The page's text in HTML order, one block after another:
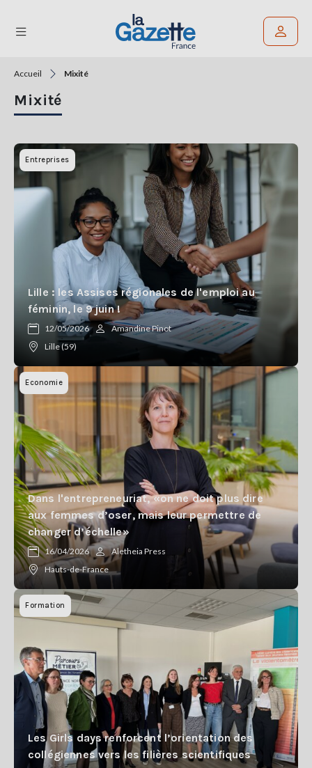
THÉMATIQUES
RÉGIONS
TENDANCES
GAZETTE
Se
connecter
S'abonner
Accueil Mixité
Mixité
Entreprises
Lille : les Assises régionales de l'emploi au
féminin, le 9 juin !
12/05/2026
Amandine Pinot
Lille (59)
Economie
Dans l'entrepreneuriat, «on ne doit plus dire
aux femmes d’oser, mais leur permettre de
changer d’échelle»
16/04/2026
Aletheia Press
Hauts-de-France
Formation
Les Girls days renforcent l’orientation des
collégiennes vers les filières scientifiques